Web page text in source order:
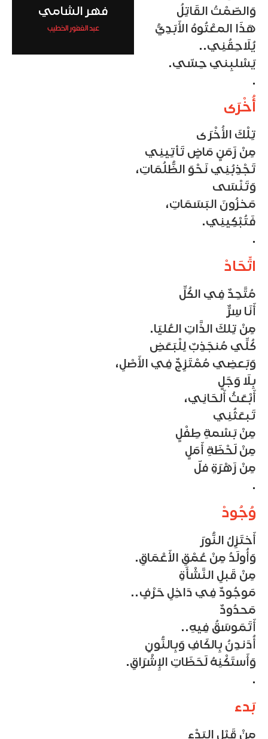
فهر الشامي
عبد الغفور الخطيب
وَالصّمْتُ القَاتِلُ
هَذَا المعْتُوهُ الأَبَدِيُّ
يُلَاحِقُنِي..
يَسْلبِني حِسّي.
.
أُخْرَى
تِلْكَ الأُخْرَى
مِنْ زَمَنٍ مَاضٍ تَأتِينِي
تَجْذِبُنِي نَحْوَ الظُّلُمَاتِ،
وَتَنْسَى
مَخزُونَ البَسَمَاتِ،
فَتُبْكِينِي.
.
اتِّحَادْ
مُتَّحِدٌ فِي الكُلِّ
أَنَا سِرٌّ
مِنْ تِلكَ الذَّاتِ العُليَا.
كُلِّي مُنجَذِبٌ لِلْبَعَضِ
وَبَعضِي مُمْتَزِجٌ فِي الأَصْلِ،
بِلَا وَجَلٍ
أَبْعَثُ أَلحَانِي،
تَبعَثُنِي
مِنْ بَسْمةِ طِفْلٍ
مِنْ لَحْظَةِ أَمَلٍ
مِنْ زَهْرَةِ فلّ
.
وُجُودْ
أَختَزِلُ النُّورَ
وَأُولَدُ مِنْ عُمْقِ الأَعْمَاقِ.
مِنْ قَبلِ النَّشْأَةِ
مَوجُودٌ فِي دَاخِلِ حَرْفٍ..
مَحدُودٌ
أَتَمَوسَقُ فِيهِ..
أُدَندِنُ بِالكَافِ وَبِالنُّونِ
وَأَستَكْنِهُ لَحَظَاتِ الإِشْرَاقِ.
.
بَدء
مِنْ قَبْلِ البَدْءِ